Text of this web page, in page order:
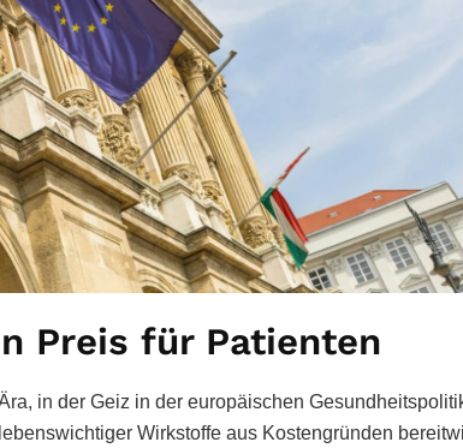
Preis für Patienten
in der Geiz in der europäischen
Wirkstoffe aus Kostengründen